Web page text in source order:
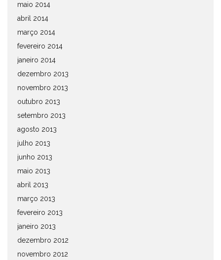
maio 2014
abril 2014
março 2014
fevereiro 2014
janeiro 2014
dezembro 2013
novembro 2013
outubro 2013
setembro 2013
agosto 2013
julho 2013
junho 2013
maio 2013
abril 2013
março 2013
fevereiro 2013
janeiro 2013
dezembro 2012
novembro 2012